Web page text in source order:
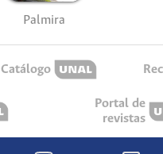
Palmira
Catálogo
Portal de
revistas